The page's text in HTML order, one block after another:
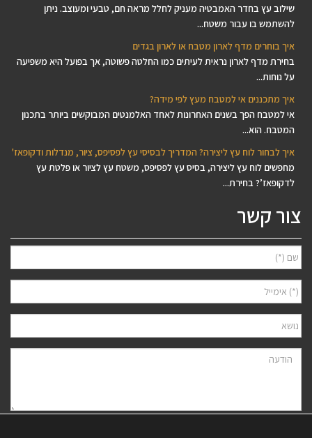
שילוב עץ בחדר האמבטיה מעניק לחלל מראה חם, טבעי ומעוצב. ניתן
להשתמש בו עבור משטח...
איך בוחרים מדף לארון מטבח או לארון בגדים
בחירת מדף לארון נראית לעיתים כמו החלטה פשוטה, אך בפועל היא משפיעה
על נוחות...
איך מתכננים אי למטבח מעץ לפי מידה?
אי למטבח הפך בשנים האחרונות לאחד האלמנטים המבוקשים ביותר בתכנון
המטבח. הוא...
איך לבחור לוח עץ ליצירה? המדריך לבסיסי עץ לפסיפס, ציור, מנדלות ודקופאז'
מחפשים לוח עץ ליצירה, בסיס עץ לפסיפס, משטח עץ לציור או פלטת עץ
לדקופאז’? בחירת...
צור קשר